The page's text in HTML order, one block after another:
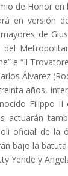
de Honor en
en versión
de
e “Il
Álvarez
años,
Filippo II
actuarán
oficial de la
bajo la
Yende y